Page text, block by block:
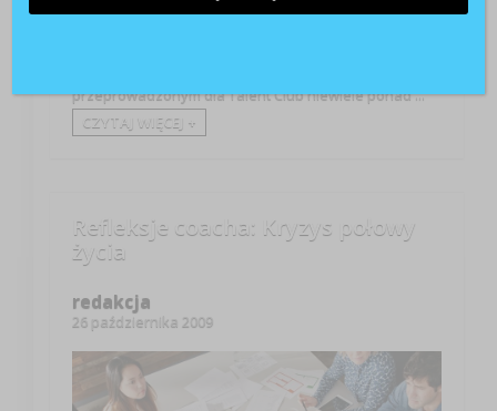
sprzed załamania się gospodarki, to tematy z którymi
przeprowadzonym dla Talent Club niewiele ponad ...
CZYTAJ WIĘCEJ +
Refleksje coacha: Kryzys połowy
życia
redakcja
26 października 2009